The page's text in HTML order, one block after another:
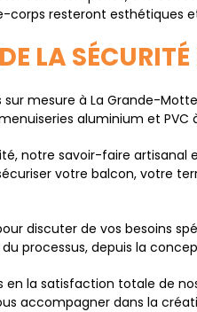
corps resteront esthétiques
LA
mesure à La Grande-
aluminium et
notre savoir-faire
votre balcon, votre
discuter de vos besoins
processus, depuis la
en la satisfaction totale de
accompagner dans la